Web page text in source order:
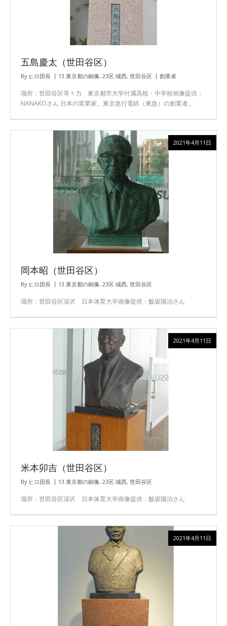
五島慶太（世田谷区）
By ヒロ団長 13.東京都の銅像, 23区:城西, 世田谷区 創業者
場所：世田谷区等々力 東京都市大学付属高校・中学校画像提供：
NANAKOさん 日本の実業家。東京急行電鉄（東急）の創業者。
岡本昭（世田谷区）
By ヒロ団長 13.東京都の銅像, 23区:城西, 世田谷区
場所：世田谷区深沢 日本体育大学画像提供：飯坂陽治さん
2021年4月11日
米本卯吉（世田谷区）
By ヒロ団長 13.東京都の銅像, 23区:城西, 世田谷区
場所：世田谷区深沢 日本体育大学画像提供：飯坂陽治さん
2021年4月11日
2021年4月11日